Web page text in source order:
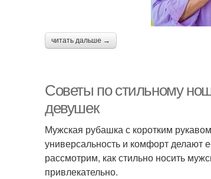
читать дальше →
Советы по стильному
девушек
Мужская рубашка с коротким
универсальность и комфорт делают
рассмотрим, как стильно носить
привлекательно.